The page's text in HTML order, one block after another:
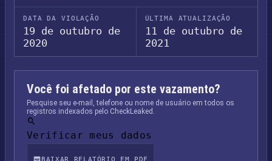
DATA DA VIOLAÇÃO
19 de outubro de
2020
ÚLTIMA ATUALIZAÇÃO
11 de outubro de
2021
Você foi afetado por este vazamento?
Pesquise seu e-mail, telefone ou nome de usuário em todos os
registros indexados pelo CheckLeaked.
Verificar meus dados
BAIXAR RELATÓRIO EM PDF